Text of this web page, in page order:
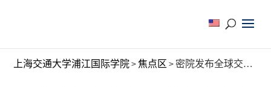
上海交通大学浦江国际学院>焦点区 > 密院发布全球交叉学科人才培养模式，全新“to-do list”引发媒体热议